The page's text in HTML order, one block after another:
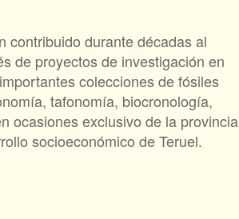
contribuido durante décadas al
de proyectos de investigación en
colecciones de fósiles
tafonomía, biocronología,
ocasiones exclusivo de la provincia
socioeconómico de Teruel.